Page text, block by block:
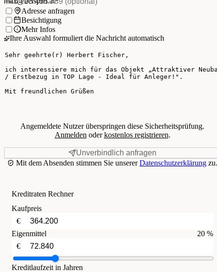
Ich möchte:Adresse anfragen
Besichtigung
Mehr Infos
Ihre Auswahl formuliert die Nachricht automatisch
Ihre Nachricht
Angemeldete Nutzer überspringen diese Sicherheitsprüfung.
Anmeldenoderkostenlos registrieren.
Unverbindlich anfragen
Mit dem Absenden stimmen Sie unsererDatenschutzerklärung zu.
Kreditraten Rechner
Kaufpreis
€
Eigenmittel
20 %
€
Kreditlaufzeit in Jahren